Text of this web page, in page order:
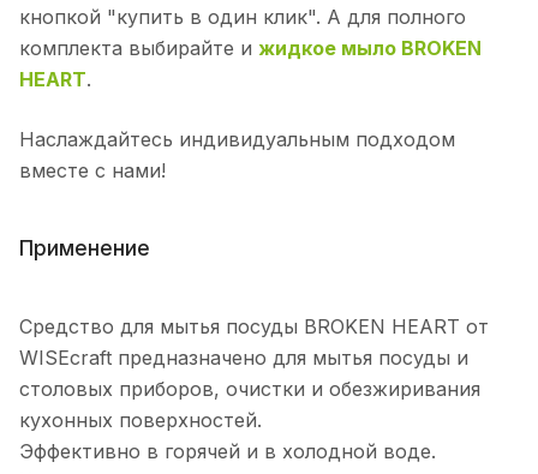
кнопкой "купить в один клик". А для полного
комплекта выбирайте и жидкое мыло BROKEN
HEART.
Наслаждайтесь индивидуальным подходом
вместе с нами!
Применение
Средство для мытья посуды BROKEN HEART от
WISEcraft предназначено для мытья посуды и
столовых приборов, очистки и обезжиривания
кухонных поверхностей.
Эффективно в горячей и в холодной воде.